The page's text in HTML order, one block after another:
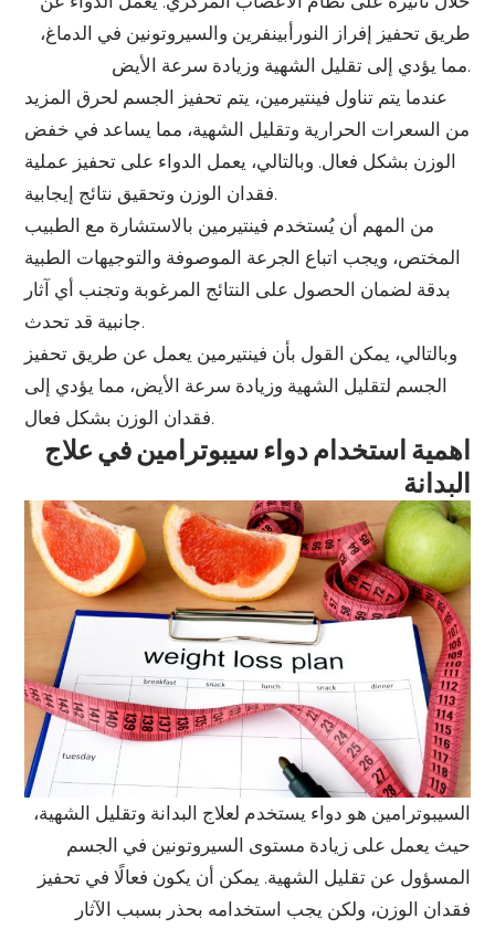
طريق تحفيز إفراز النورأبينفرين والسيروتونين في الدماغ،
مما يؤدي إلى تقليل الشهية وزيادة سرعة الأيض.
عندما يتم تناول فينتيرمين، يتم تحفيز الجسم لحرق المزيد
من السعرات الحرارية وتقليل الشهية، مما يساعد في خفض
الوزن بشكل فعال. وبالتالي، يعمل الدواء على تحفيز عملية
فقدان الوزن وتحقيق نتائج إيجابية.
من المهم أن يُستخدم فينتيرمين بالاستشارة مع الطبيب
المختص، ويجب اتباع الجرعة الموصوفة والتوجيهات الطبية
بدقة لضمان الحصول على النتائج المرغوبة وتجنب أي آثار
جانبية قد تحدث.
وبالتالي، يمكن القول بأن فينتيرمين يعمل عن طريق تحفيز
الجسم لتقليل الشهية وزيادة سرعة الأيض، مما يؤدي إلى
فقدان الوزن بشكل فعال.
اهمية استخدام دواء سيبوترامين في علاج
البدانة
السيبوترامين هو دواء يستخدم لعلاج البدانة وتقليل الشهية،
حيث يعمل على زيادة مستوى السيروتونين في الجسم
المسؤول عن تقليل الشهية. يمكن أن يكون فعالًا في تحفيز
فقدان الوزن، ولكن يجب استخدامه بحذر بسبب الآثار